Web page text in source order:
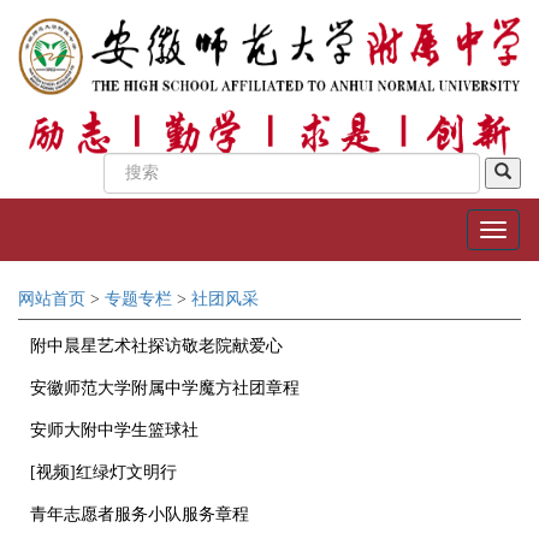
网站首页 > 专题专栏 > 社团风采
附中晨星艺术社探访敬老院献爱心
安徽师范大学附属中学魔方社团章程
安师大附中学生篮球社
[视频]红绿灯文明行
青年志愿者服务小队服务章程